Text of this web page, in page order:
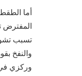
أما
المفترض
تسبب
والنفخ
وركزي